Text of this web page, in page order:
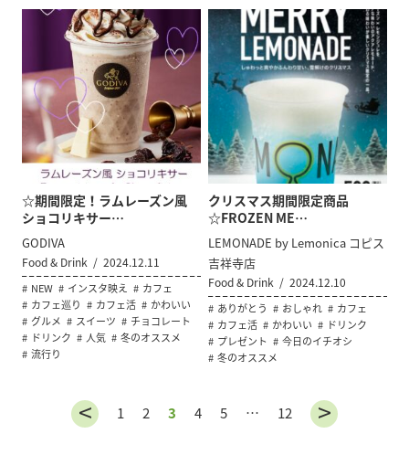
☆期間限定！ラムレーズン風
ショコリキサー…
GODIVA
Food & Drink 2024.12.11
NEW インスタ映え
カフェ
カフェ巡り
カフェ活
かわいい
グルメ
スイーツ
チョコレート
ドリンク
人気
冬のオススメ
流行り
クリスマス期間限定商品
☆FROZEN ME…
LEMONADE by Lemonica コピス
吉祥寺店
Food & Drink 2024.12.10
ありがとう おしゃれ
カフェ
カフェ活
かわいい
ドリンク
プレゼント
今日のイチオシ
冬のオススメ
1 2 3 4 5 … 12